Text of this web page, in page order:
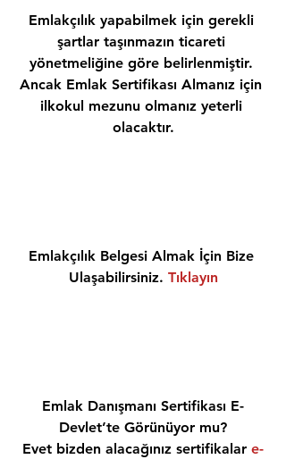
Emlakçılık yapabilmek için gerekli
şartlar taşınmazın ticareti
yönetmeliğine göre belirlenmiştir.
Ancak Emlak Sertifikası Almanız için
ilkokul mezunu olmanız yeterli
olacaktır.
Emlakçılık Belgesi Almak İçin Bize
Ulaşabilirsiniz. Tıklayın
Emlak Danışmanı Sertifikası E-
Devlet’te Görünüyor mu?
Evet bizden alacağınız sertifikalar e-